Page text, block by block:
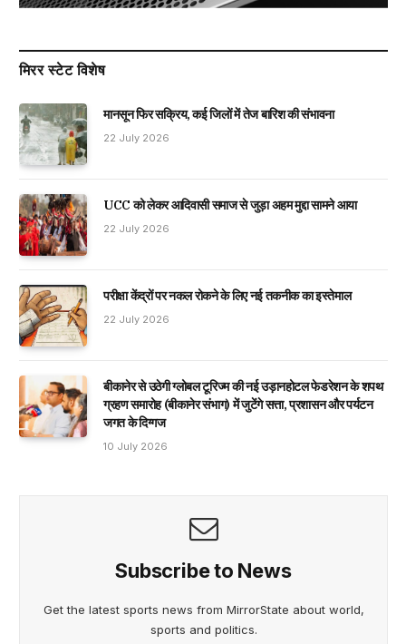
मिरर स्टेट विशेष
मानसून फिर सक्रिय, कई जिलों में तेज बारिश की संभावना
22 July 2026
UCC को लेकर आदिवासी समाज से जुड़ा अहम मुद्दा सामने आया
22 July 2026
परीक्षा केंद्रों पर नकल रोकने के लिए नई तकनीक का इस्तेमाल
22 July 2026
बीकानेर से उठेगी ग्लोबल टूरिज्म की नई उड़ानहोटल फेडरेशन के शपथ
ग्रहण समारोह (बीकानेर संभाग) में जुटेंगे सत्ता, प्रशासन और पर्यटन
जगत के दिग्गज
10 July 2026
Subscribe to News
Get the latest sports news from MirrorState about world,
sports and politics.